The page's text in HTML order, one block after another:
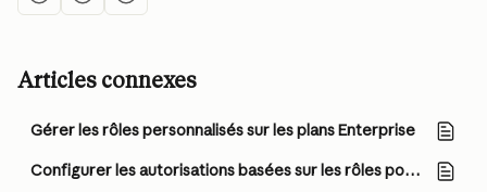
Articles connexes
Gérer les rôles personnalisés sur les plans Enterprise
Configurer les autorisations basées sur les rôles pour les plans Enterprise